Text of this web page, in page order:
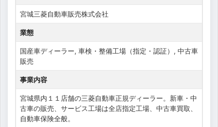
宮城三菱自動車販売株式会社
業態
国産車ディーラー, 車検・整備工場（指定・認証）, 中古車
販売
事業内容
宮城県内１１店舗の三菱自動車正規ディーラー。新車・中
古車の販売、サービス工場は全店指定工場、中古車買取、
自動車保険全般。